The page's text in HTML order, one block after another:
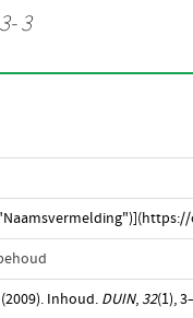
3
Inhoud. DUIN, 32(1),